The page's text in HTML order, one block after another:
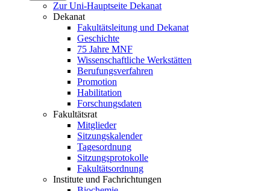
Zur Uni-Hauptseite Dekanat
Dekanat
Fakultätsleitung und Dekanat
Geschichte
75 Jahre MNF
Wissenschaftliche Werkstätten
Berufungsverfahren
Promotion
Habilitation
Forschungsdaten
Fakultätsrat
Mitglieder
Sitzungskalender
Tagesordnung
Sitzungsprotokolle
Fakultätsordnung
Institute und Fachrichtungen